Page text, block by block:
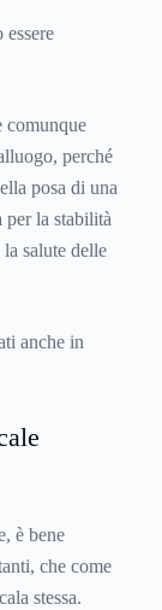
comunque
perché
posa di una
per la stabilità
la salute delle
anche in
è bene
che come
stessa.